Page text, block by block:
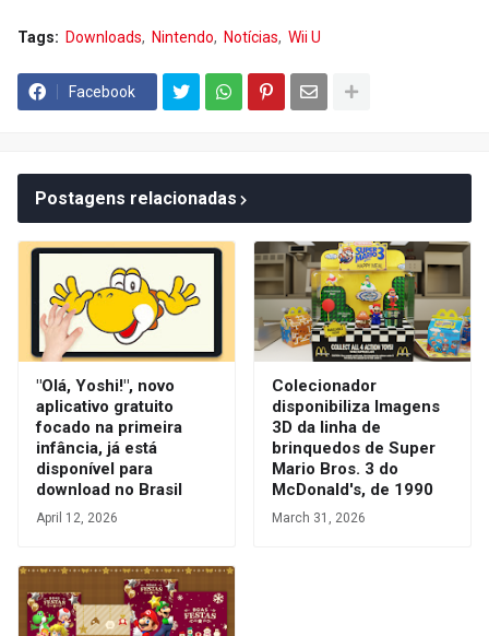
Tags: Downloads Nintendo Notícias Wii U
Facebook
Postagens relacionadas
"Olá, Yoshi!", novo
aplicativo gratuito
focado na primeira
infância, já está
disponível para
download no Brasil
April 12, 2026
Colecionador
disponibiliza Imagens
3D da linha de
brinquedos de Super
Mario Bros. 3 do
McDonald's, de 1990
March 31, 2026